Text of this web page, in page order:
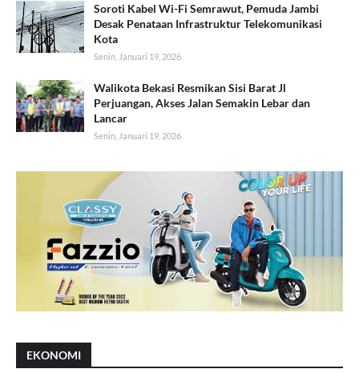
Soroti Kabel Wi-Fi Semrawut, Pemuda Jambi
Desak Penataan Infrastruktur Telekomunikasi
Kota
Senin, Januari 19, 2026
Walikota Bekasi Resmikan Sisi Barat Jl
Perjuangan, Akses Jalan Semakin Lebar dan
Lancar
Senin, Januari 19, 2026
EKONOMI